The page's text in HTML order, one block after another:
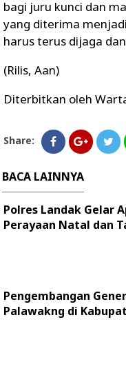
bagi juru kunci dan
yang diterima
harus terus dijaga
(Rilis, Aan)
Diterbitkan oleh
Share:
BACA LAINNYA
Polres Landak Gelar
Perayaan Natal dan
Pengembangan
Palawakng di